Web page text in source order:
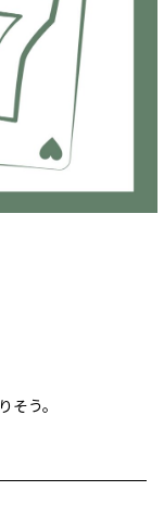
そう。